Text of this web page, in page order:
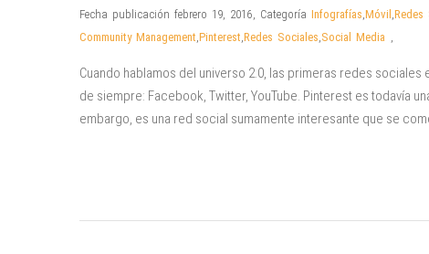
Fecha publicación febrero 19, 2016, Categoría Infografías,Móvil ,Redes
Community Management,Pinterest,Redes Sociales,Social Media ,
Cuando hablamos del universo 2.0, las primeras redes
de siempre: Facebook, Twitter, YouTube. Pinterest es todavía
embargo, es una red social sumamente interesante que se